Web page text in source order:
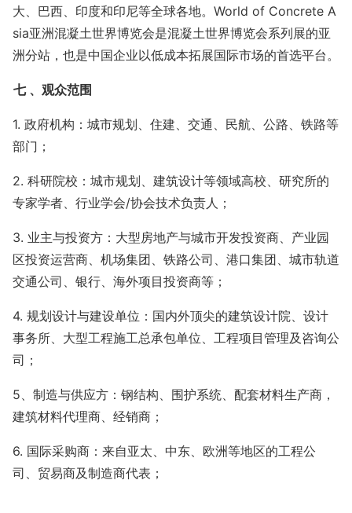
大、巴西、印度和印尼等全球各地。World of Concrete A
sia亚洲混凝土世界博览会是混凝土世界博览会系列展的亚
洲分站，也是中国企业以低成本拓展国际市场的首选平台。
七 、观众范围
1. 政府机构：城市规划、住建、交通、民航、公路、铁路等
部门；
2. 科研院校：城市规划、建筑设计等领域高校、研究所的
专家学者、 行业学会/协会技术负责人 ；
3. 业主与投资方：大型房地产与城市开发投资商、产业园
区投资运营商、机场集团、铁路公司、港口集团、城市轨道
交通公司、银行、海外项目投资商等；
4. 规划设计与建设单位：国内外顶尖的建筑设计院、设计
事务所、大型工程施工总承包单位、工程项目管理及咨询公
司；
5、制造与供应方：钢结构、围护系统、配套材料生产商，
建筑材料代理商、经销商；
6. 国际采购商 ： 来自亚太、中东、欧洲等地区的工程公
司、贸易商及制造商代表 ；